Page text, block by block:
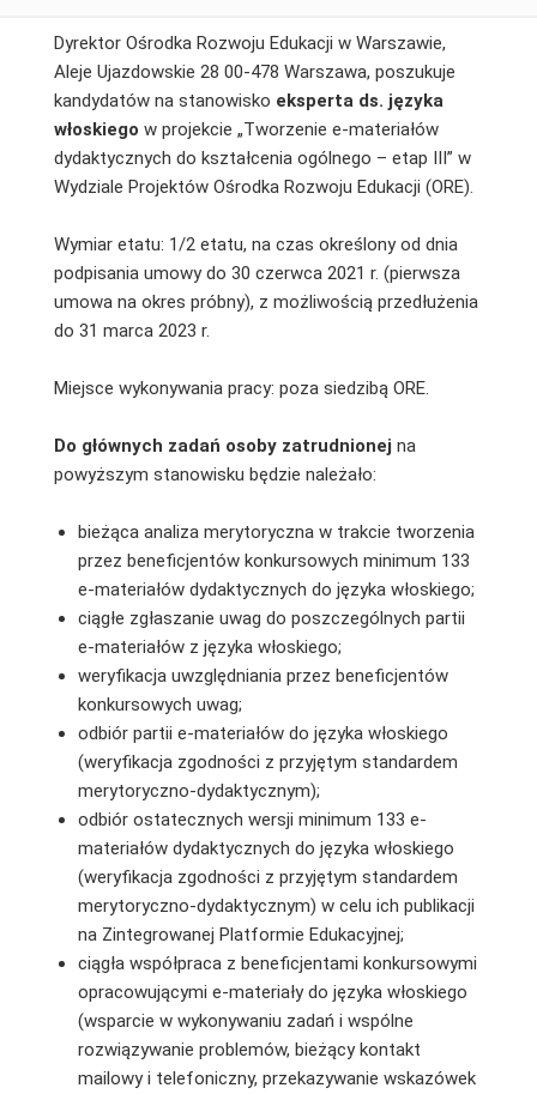
Dyrektor Ośrodka Rozwoju Edukacji w Warszawie,
Aleje Ujazdowskie 28 00-478 Warszawa, poszukuje
kandydatów na stanowisko eksperta ds. języka
włoskiego w projekcie „Tworzenie e-materiałów
dydaktycznych do kształcenia ogólnego – etap III” w
Wydziale Projektów Ośrodka Rozwoju Edukacji (ORE).
Wymiar etatu: 1/2 etatu, na czas określony od dnia
podpisania umowy do 30 czerwca 2021 r. (pierwsza
umowa na okres próbny), z możliwością przedłużenia
do 31 marca 2023 r.
Miejsce wykonywania pracy: poza siedzibą ORE.
Do głównych zadań osoby zatrudnionej na
powyższym stanowisku będzie należało:
bieżąca analiza merytoryczna w trakcie tworzenia
przez beneficjentów konkursowych minimum 133
e-materiałów dydaktycznych do języka włoskiego;
ciągłe zgłaszanie uwag do poszczególnych partii
e-materiałów z języka włoskiego;
weryfikacja uwzględniania przez beneficjentów
konkursowych uwag;
odbiór partii e-materiałów do języka włoskiego
(weryfikacja zgodności z przyjętym standardem
merytoryczno-dydaktycznym);
odbiór ostatecznych wersji minimum 133 e-
materiałów dydaktycznych do języka włoskiego
(weryfikacja zgodności z przyjętym standardem
merytoryczno-dydaktycznym) w celu ich publikacji
na Zintegrowanej Platformie Edukacyjnej;
ciągła współpraca z beneficjentami konkursowymi
opracowującymi e-materiały do języka włoskiego
(wsparcie w wykonywaniu zadań i wspólne
rozwiązywanie problemów, bieżący kontakt
mailowy i telefoniczny, przekazywanie wskazówek